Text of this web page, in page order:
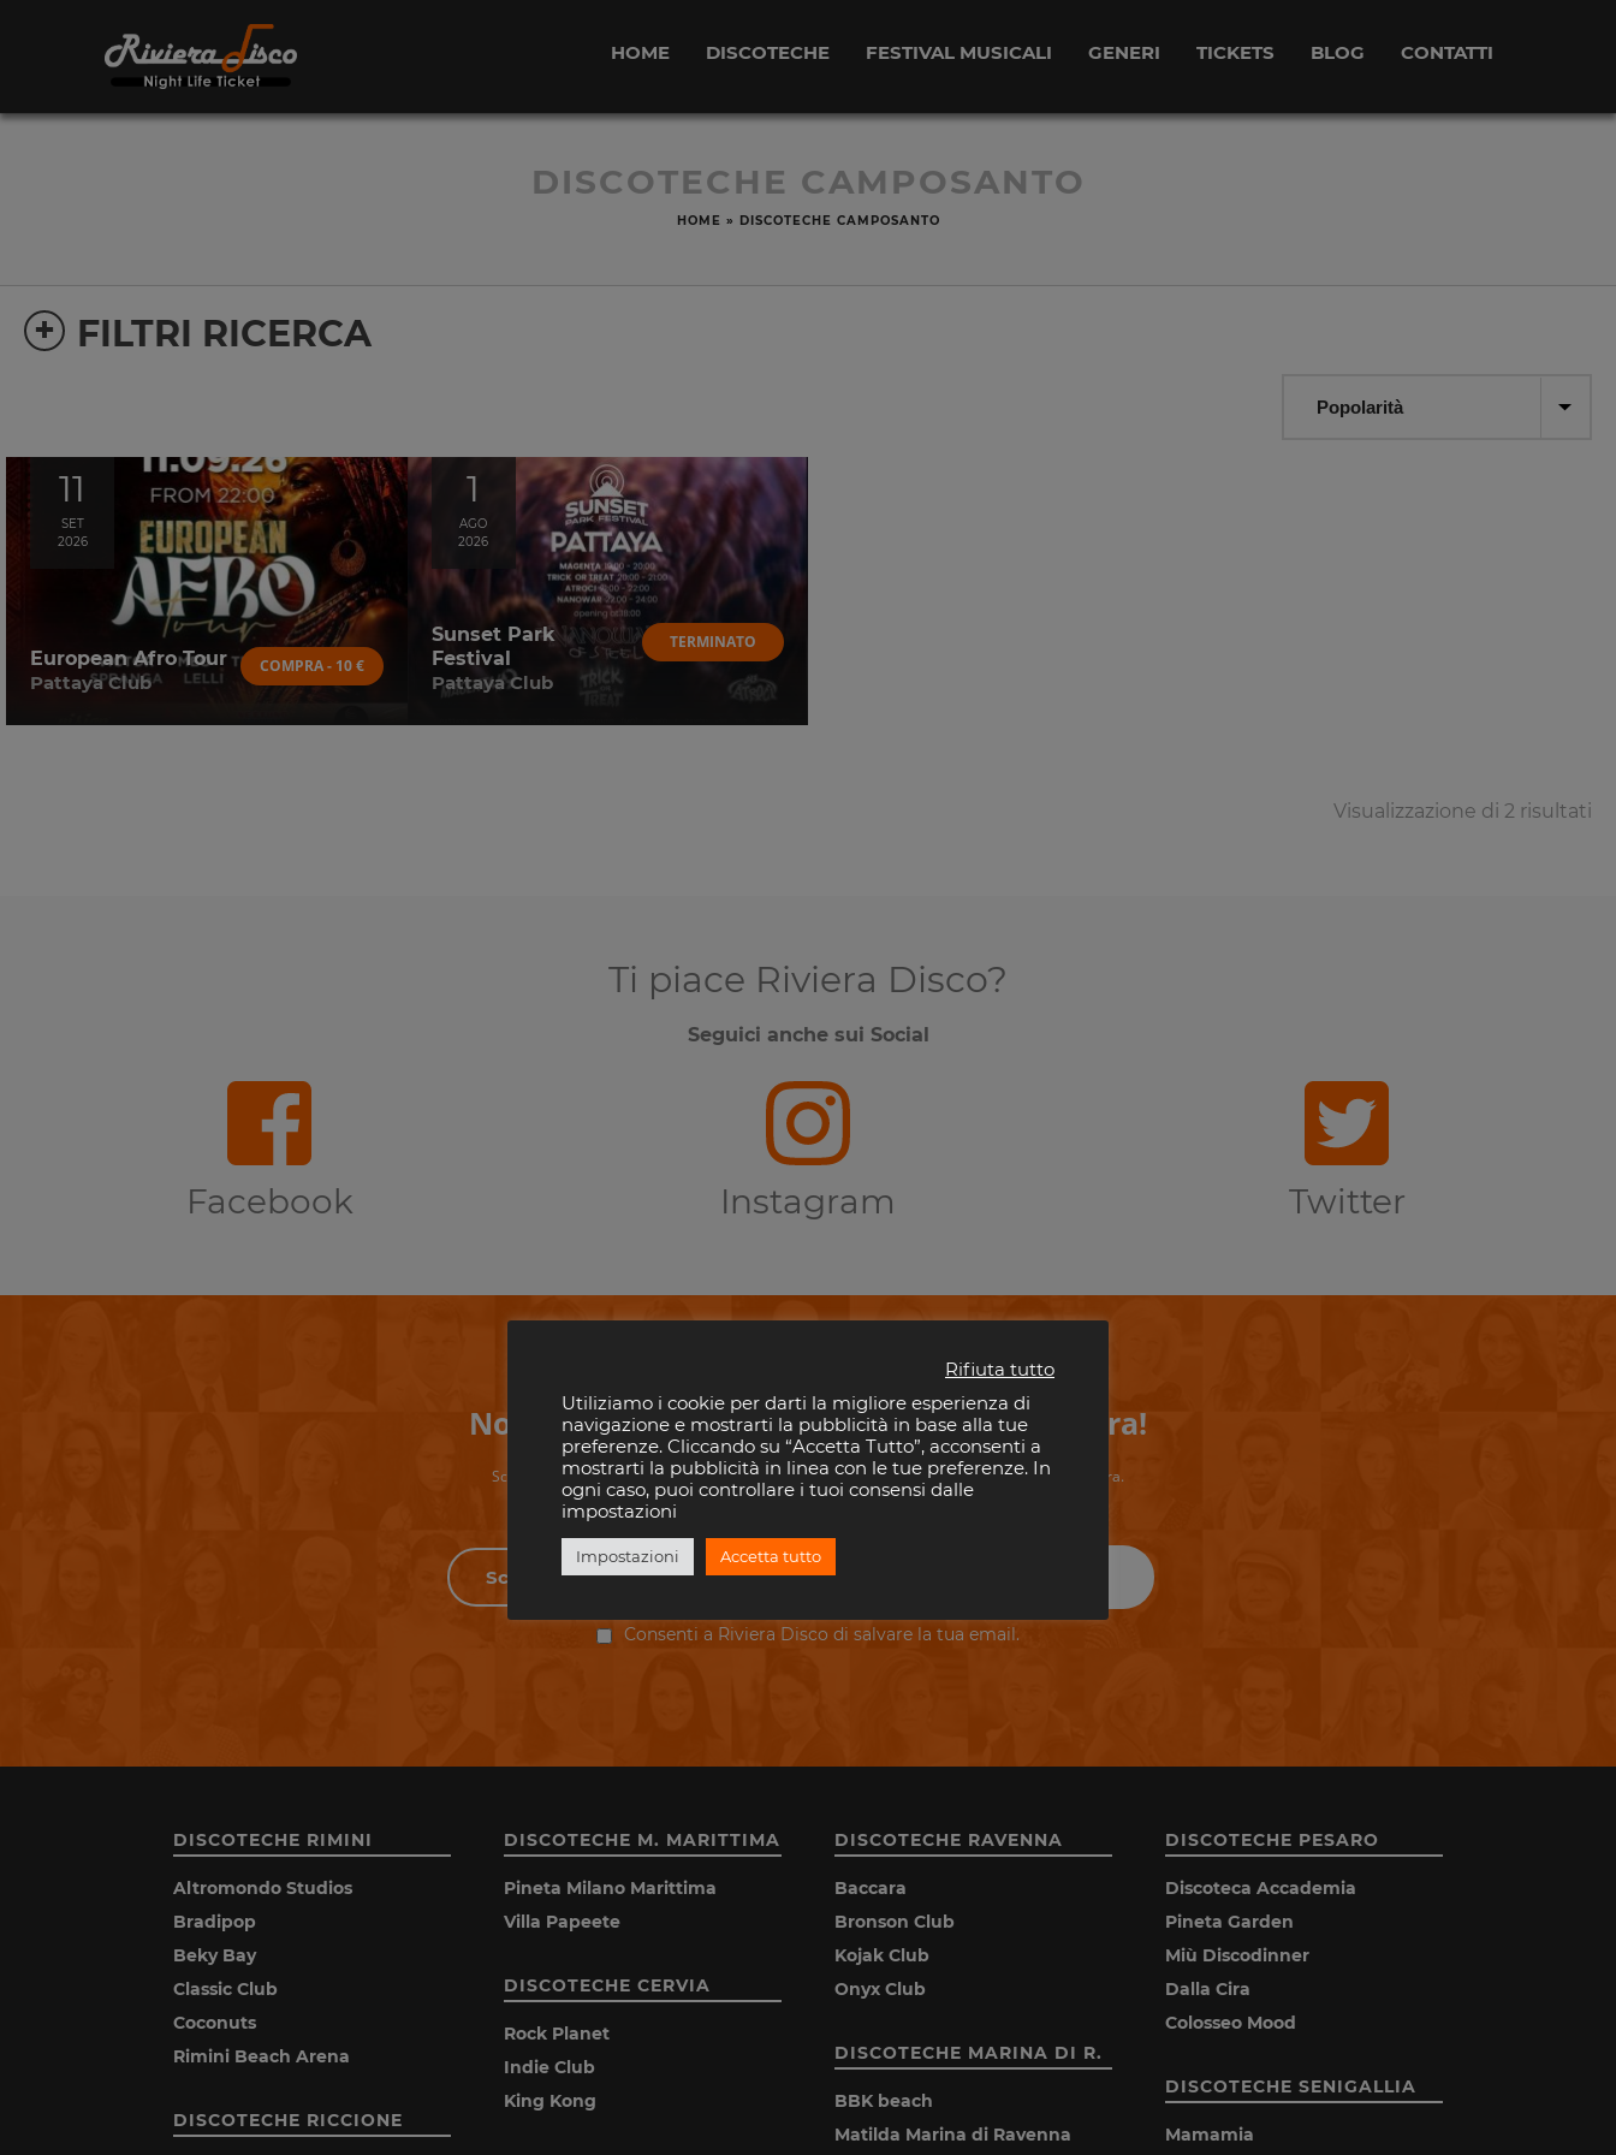
HOME DISCOTECHE FESTIVAL MUSICALI GENERI TICKETS BLOG CONTATTI
DISCOTECHE CAMPOSANTO
HOME » DISCOTECHE CAMPOSANTO
FILTRI RICERCA
+
11
SET
2026
European Afro Tour
Pattaya Club
COMPRA - 10 €
1
AGO
2026
Sunset Park
Festival
Pattaya Club
TERMINATO
Visualizzazione di 2 risultati
Ti piace Riviera Disco?
Seguici anche sui Social
Facebook Instagram Twitter
Non perderti i tuoi eventi preferiti in Riviera!
Scrivi il tuo indirizzo email per rimanere aggiornato con gli eventi nelle discoteche della riviera.
È gratis!. E puoi disiscriverti quando vuoi.
Consenti a Riviera Disco di salvare la tua email.
DISCOTECHE RIMINI
Altromondo Studios
Bradipop
Beky Bay
Classic Club
Coconuts
Rimini Beach Arena
DISCOTECHE RICCIONE
DISCOTECHE M. MARITTIMA
Pineta Milano Marittima
Villa Papeete
DISCOTECHE CERVIA
Rock Planet
Indie Club
King Kong
DISCOTECHE RAVENNA
Baccara
Bronson Club
Kojak Club
Onyx Club
DISCOTECHE MARINA DI R.
BBK beach
Matilda Marina di Ravenna
DISCOTECHE PESARO
Discoteca Accademia
Pineta Garden
Miù Discodinner
Dalla Cira
Colosseo Mood
DISCOTECHE SENIGALLIA
Mamamia
Rifiuta tutto
Utiliziamo i cookie per darti la migliore esperienza di
navigazione e mostrarti la pubblicità in base alla tue
preferenze. Cliccando su “Accetta Tutto”, acconsenti a
mostrarti la pubblicità in linea con le tue preferenze. In
ogni caso, puoi controllare i tuoi consensi dalle
impostazioni
Impostazioni Accetta tutto